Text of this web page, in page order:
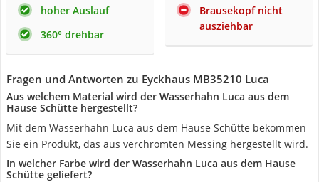
hoher Auslauf
360° drehbar
Brausekopf nicht
ausziehbar
Fragen und Antworten zu Eyckhaus MB35210 Luca
Aus welchem Material wird der Wasserhahn Luca aus dem
Hause Schütte hergestellt?
Mit dem Wasserhahn Luca aus dem Hause Schütte bekommen
Sie ein Produkt, das aus verchromten Messing hergestellt wird.
In welcher Farbe wird der Wasserhahn Luca aus dem Hause
Schütte geliefert?